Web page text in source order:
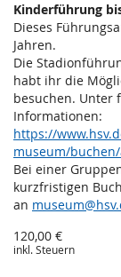
Kinderführung
Dieses
Jahren.
Die
habt ihr die
besuchen. Unter
Informationen:
https://
museum/
Bei einer
kurzfristigen
an
120,00 €
inkl. Steuern